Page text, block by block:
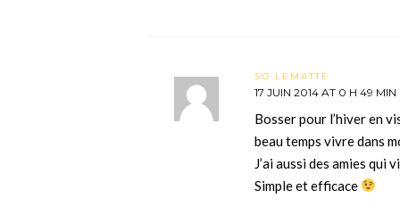
SO LEMATTE
17 JUIN 2014 AT 0 H 49 MIN
Bosser pour l’hiver en
beau temps vivre dans
J’ai aussi des amies qui
Simple et efficace